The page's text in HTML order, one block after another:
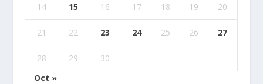
14 15 16 17 18 19 20
21 22 23 24 25 26 27
28 29
30
Oct »